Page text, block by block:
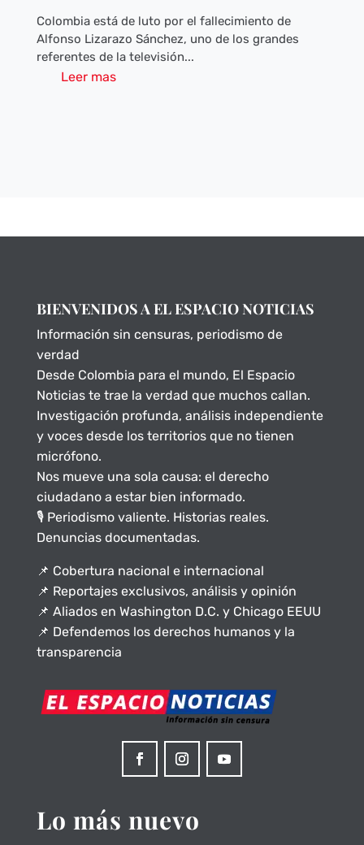
Colombia está de luto por el fallecimiento de
Alfonso Lizarazo Sánchez, uno de los grandes
referentes de la televisión...
Leer mas
BIENVENIDOS A EL ESPACIO NOTICIAS
Información sin censuras, periodismo de
verdad
Desde Colombia para el mundo, El Espacio
Noticias te trae la verdad que muchos callan.
Investigación profunda, análisis independiente
y voces desde los territorios que no tienen
micrófono.
Nos mueve una sola causa: el derecho
ciudadano a estar bien informado.
🎙️ Periodismo valiente. Historias reales.
Denuncias documentadas.
📌 Cobertura nacional e internacional
📌 Reportajes exclusivos, análisis y opinión
📌 Aliados en Washington D.C. y Chicago EEUU
📌 Defendemos los derechos humanos y la
transparencia
Lo más nuevo